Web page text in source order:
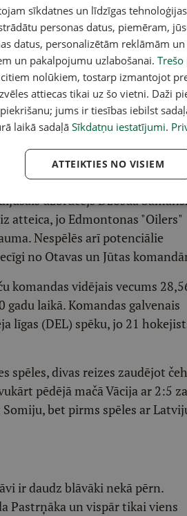
atklāšanas dienā viņi
šveiciešiem oficiālā turnīrā
pēdējā spēlē izcīnot uzvaru ar
pretinieci Cīrihē – Vāciju, kuru
pasaules čempionātā spēlēs 12
Filips Grūbauers no Sietlas
Detroitā savāca 60
uzbrucējs Džošua
atteica, jo Edmontonas "Oilers"
Nespēlēs arī potenciālie
no Otavas un Jūtas
komandas vidējais vecums
laikā. Komandas galvenais
līgas (DEL) spēku, jo 21
spēles, divas reizes zaudējot
pēdējā mačā Vācija ar 2:5
bet pirms spēles ar
ir daudz blāvāki nekā pērn.
Pastrņāka un vispār tikai viens
sīkdatnes un līdzīgas
personas datus, piemēram,
datus, personalizētām reklāmām
un pakalpojumu uzlabošanai.
nolūkiem, tostarp izmantojot
attiecas tikai uz šo vietni. Daži
jums ir tiesības iebilst
laikā sadaļāSīkdatņu iestatījumi.
ATTEIKTIES NO VISIEM